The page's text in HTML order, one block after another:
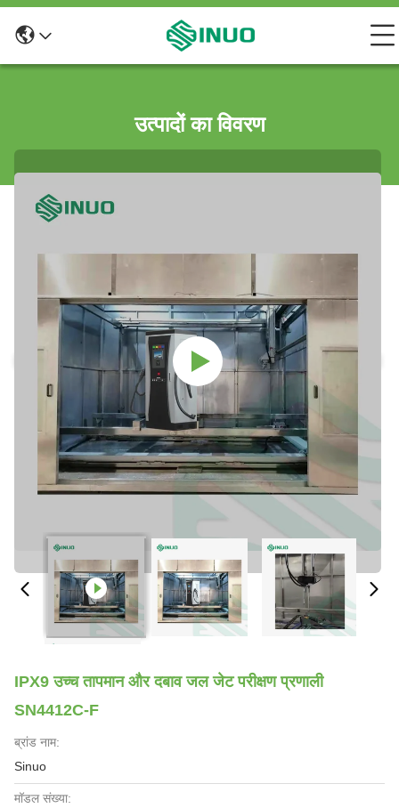
उत्पादों का विवरण
IPX9 उच्च तापमान और दबाव जल जेट परीक्षण प्रणाली
SN4412C-F
ब्रांड नाम:
Sinuo
मॉडल संख्या: